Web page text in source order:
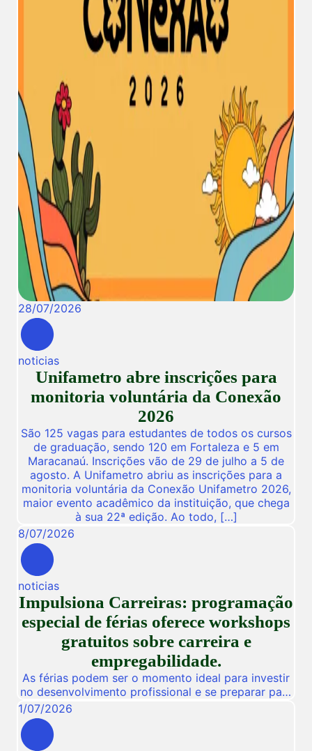
28/07/2026
noticias
Unifametro abre inscrições para
monitoria voluntária da Conexão
2026
São 125 vagas para estudantes de todos os cursos
de graduação, sendo 120 em Fortaleza e 5 em
Maracanaú. Inscrições vão de 29 de julho a 5 de
agosto. A Unifametro abriu as inscrições para a
monitoria voluntária da Conexão Unifametro 2026,
maior evento acadêmico da instituição, que chega
à sua 22ª edição. Ao todo, […]
8/07/2026
noticias
Impulsiona Carreiras: programação
especial de férias oferece workshops
gratuitos sobre carreira e
empregabilidade.
As férias podem ser o momento ideal para investir
no desenvolvimento profissional e se preparar para
novas oportunidades no mercado de trabalho.
Pensando nisso, a Unifametro Carreiras promoverá,
de 27 a 31 de julho, o Impulsiona Carreiras, uma
programação especial de férias composta por
1/07/2026